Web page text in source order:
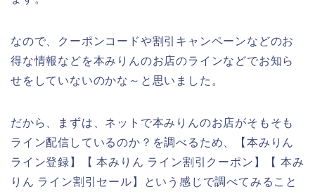
なので、クーポンコードや割引キャンペーンなどのお
得な情報などを本みりんのお店のラインなどでお知ら
せをしていないのかな～と思いました。
だから、まずは、ネットで本みりんのお店がそもそも
ライン配信しているのか？を調べるため、【本みりん
ライン登録】【 本みりん ライン割引クーポン】【 本み
りん ライン割引セール】という感じで調べてみること